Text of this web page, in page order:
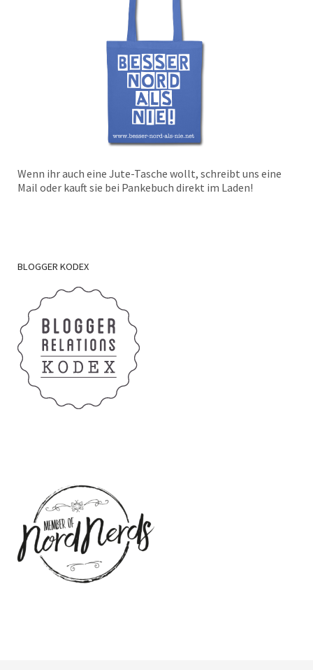
Wenn ihr auch eine Jute-Tasche wollt, schreibt uns eine
Mail oder kauft sie bei Pankebuch direkt im Laden!
BLOGGER KODEX